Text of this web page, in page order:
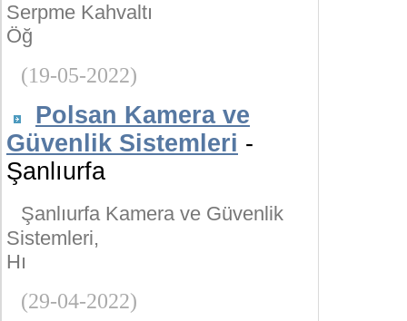
Serpme Kahvaltı
Öğ
(19-05-2022)
Polsan Kamera ve
Güvenlik Sistemleri -
Şanlıurfa
Şanlıurfa Kamera ve Güvenlik
Sistemleri,
Hı
(29-04-2022)